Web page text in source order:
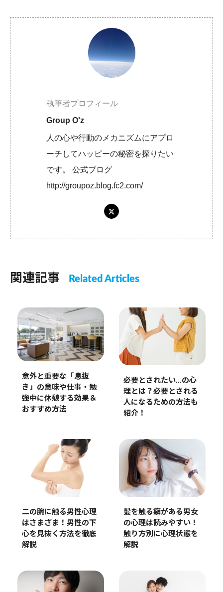
執筆者プロフィール
Group O'z
人の心や行動のメカニズムにアプロ
ーチしてハッピーの秘密を探りたい
です。 公式ブログ
http://groupoz.blog.fc2.com/
関連記事 Related Articles
意外と重要な「息抜
き」の意味や仕事・勉
強中に休憩する効果＆
おすすめ方法
必要とされたい…の心
理とは？必要とされる
人になるための方法も
紹介！
二の腕に触る男性心理
はさまざま！男性の下
心を見抜く方法を徹底
解説
髪を触る癖がある男女
の心理は読みやすい！
触り方別に心理状態を
解説